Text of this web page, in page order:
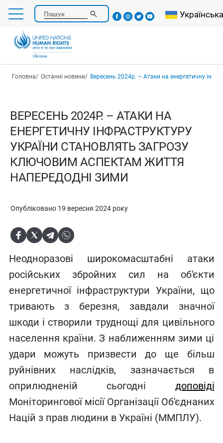
Перейти
основного
Пошук Select your
Українська
Рядок навіґації
Головна Останні новини Вересень 2024р. – Атаки на енергетичну інфраструктуру України становлять загрозу
ВЕРЕСЕНЬ 2024Р. – АТАКИ НА
ЕНЕРГЕТИЧНУ ІНФРАСТРУКТУРУ
УКРАЇНИ СТАНОВЛЯТЬ ЗАГРОЗУ
КЛЮЧОВИМ АСПЕКТАМ ЖИТТЯ
НАПЕРЕДОДНІ ЗИМИ
Опубліковано 19 вересня 2024 року
Неодноразові широкомасштабні атаки
російських збройних сил на об'єкти
енергетичної інфраструктури України, що
тривають з березня, завдали значної
шкоди і створили труднощі для цивільного
населення країни. З наближенням зими ці
удари можуть призвести до ще більш
руйнівних наслідків, зазначається в
оприлюдненій сьогодні доповіді
Моніторингової місії Організації Об'єднаних
Націй з прав людини в Україні (ММПЛУ).